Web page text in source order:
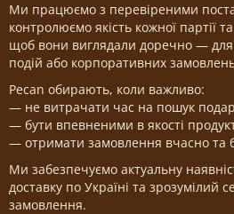
Ми працюємо з перевіреними
контролюємо якість кожної партії
щоб вони виглядали доречно — для
подій або корпоративних
Pecan обирають, коли важливо:
— не витрачати час на пошук
— бути впевненими в якості
— отримати замовлення вчасно та
Ми забезпечуємо актуальну
доставку по Україні та зрозумілий
замовлення.